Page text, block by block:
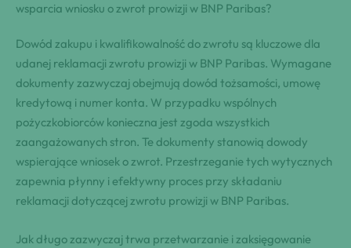
wsparcia wniosku o zwrot prowizji w BNP Paribas?
Dowód zakupu i kwalifikowalność do zwrotu są kluczowe dla
udanej reklamacji zwrotu prowizji w BNP Paribas. Wymagane
dokumenty zazwyczaj obejmują dowód tożsamości, umowę
kredytową i numer konta. W przypadku wspólnych
pożyczkobiorców konieczna jest zgoda wszystkich
zaangażowanych stron. Te dokumenty stanowią dowody
wspierające wniosek o zwrot. Przestrzeganie tych wytycznych
zapewnia płynny i efektywny proces przy składaniu
reklamacji dotyczącej zwrotu prowizji w BNP Paribas.
Jak długo zazwyczaj trwa przetwarzanie i zaksięgowanie